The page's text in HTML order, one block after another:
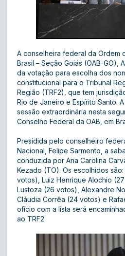
A conselheira federal da Ordem
Brasil – Seção Goiás (OAB-GO),
da votação para escolha dos
constitucional para o Tribunal
Região (TRF2), que tem
Rio de Janeiro e Espírito Santo.
sessão extraordinária nesta
Conselho Federal da OAB, em
Presidida pelo conselheiro
Nacional, Felipe Sarmento, a
conduzida por Ana Carolina
Kezado (TO). Os escolhidos
votos), Luiz Henrique Alochio
Lustoza (26 votos), Alexandre
Cláudia Corrêa (24 votos) e
ofício com a lista será
ao TRF2.